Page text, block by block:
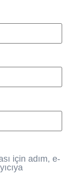
için adım, e-